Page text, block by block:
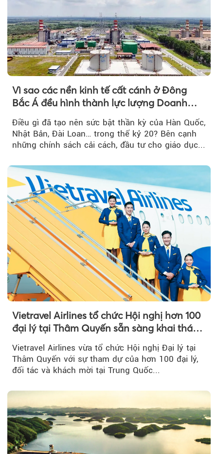
Vì sao các nền kinh tế cất cánh ở Đông
Bắc Á đều hình thành lực lượng Doanh
Điều gì đã tạo nên sức bật thần kỳ của Hàn Quốc,
Nhật Bản, Đài Loan… trong thế kỷ 20? Bên cạnh
những chính sách cải cách, đầu tư cho giáo dục...
Vietravel Airlines tổ chức Hội nghị hơn 100
đại lý tại Thâm Quyến sẵn sàng khai thác
đường bay thẳng TP.HCM - Thâm Quyến
Vietravel Airlines vừa tổ chức Hội nghị Đại lý tại
Thâm Quyến với sự tham dự của hơn 100 đại lý,
đối tác và khách mời tại Trung Quốc...